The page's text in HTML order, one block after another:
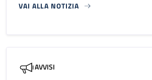
VAI ALLA NOTIZIA
AVVISI